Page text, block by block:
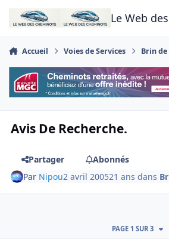
Aller au contenu
Le Web
Accueil Voies de Services Brin
Avis De Recherche.
Partager
Abonnés
Par Nipou2 avril 200521 ans dans
PAGE 1 SUR 3